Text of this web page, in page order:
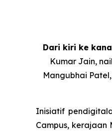
Dari kiri ke
Kumar Jain,
Mangubhai
Inisiatif
Campus, kerajaan